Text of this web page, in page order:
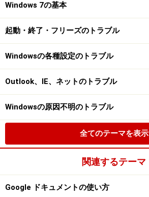
Windows 7の基本
起動・終了・フリーズのトラブル
Windowsの各種設定のトラブル
Outlook、IE、ネットのトラブル
Windowsの原因不明のトラブル
全てのテーマを表示
関連するテーマ
Google ドキュメントの使い方